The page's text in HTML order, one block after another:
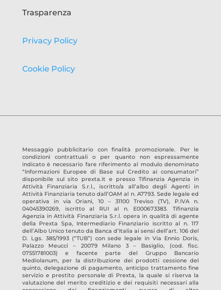
Trasparenza
Privacy Policy
Cookie Policy
Messaggio pubblicitario con finalità promozionale. Per le
condizioni contrattuali o per quanto non espressamente
indicato è necessario fare riferimento al modulo denominato
“Informazioni Europee di Base sul Credito ai consumatori”
disponibile sul sito prexta.it e presso Tifinanzia Agenzia in
Attività Finanziaria S.r.l., iscritto/a all’albo degli Agenti in
Attività Finanziaria tenuto dall’OAM al n. A7793. Sede legale ed
operativa in via Oriani, 10 – 31100 Treviso (TV), P.IVA n.
04045390269, iscritto al RUI al n. E000673383.Tifinanzia
Agenzia in Attività Finanziaria S.r.l. opera in qualità di agente
della Prexta Spa, Intermediario Finanziario iscritto al n. 117
dell’Albo Unico tenuto da Banca d’Italia ai sensi dell’art. 106 del
D. Lgs. 385/1993 (“TUB”) con sede legale in Via Ennio Doris,
Palazzo Meucci – 20079 Milano 3 – Basiglio, (cod. fisc.
07551781003) e facente parte del Gruppo Bancario
Mediolanum, per la distribuzione dei prodotti cessione del
quinto, delegazione di pagamento, anticipo trattamento fine
servizio e prestito personale di Prexta, la quale si riserva la
valutazione del merito creditizio e dei requisiti necessari alla